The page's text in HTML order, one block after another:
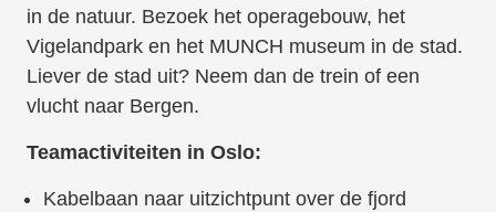
in de natuur. Bezoek het operagebouw, het
Vigelandpark en het MUNCH museum in de stad.
Liever de stad uit? Neem dan de trein of een
vlucht naar Bergen.
Teamactiviteiten in Oslo:
Kabelbaan naar uitzichtpunt over de fjord